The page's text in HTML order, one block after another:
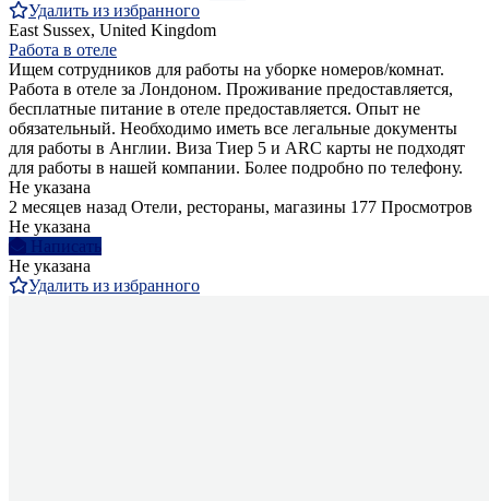
Удалить из избранного
East Sussex, United Kingdom
Работа в отеле
Ищем сотрудников для работы на уборке номеров/комнат.
Работа в отеле за Лондоном. Проживание предоставляется,
бесплатные питание в отеле предоставляется. Опыт не
обязательный. Необходимо иметь все легальные документы
для работы в Англии. Виза Тиер 5 и ARC карты не подходят
для работы в нашей компании. Более подробно по телефону.
Не указана
2 месяцев назад Отели, рестораны, магазины 177 Просмотров
Не указана
Написать
Не указана
Удалить из избранного